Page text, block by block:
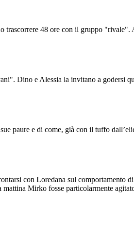
trascorrere 48 ore con il gruppo "rivale".
Dino e Alessia la invitano a godersi
paure e di come, già con il tuffo
con Loredana sul comportamento
Mirko fosse particolarmente